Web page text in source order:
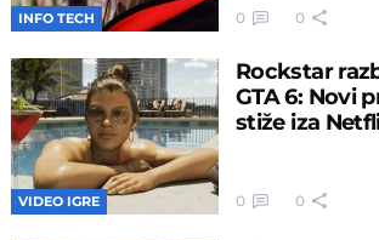
INFO TECH 0 0
VIDEO IGRE
Rockstar
GTA 6: Novi
stiže iza
0 0